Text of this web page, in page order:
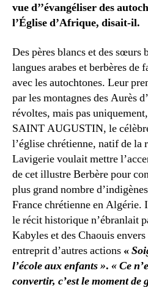
vue d’’évangéliser des
l’Église d’Afrique, disait-il.
Des pères blancs et des sœurs
langues arabes et berbères
avec les autochtones. Leur
par les montagnes des Aurès
révoltes, mais pas
SAINT AUGUSTIN, le
l’église chrétienne, natif de la
Lavigerie voulait mettre
de cet illustre Berbère pour
plus grand nombre
France chrétienne en Algérie.
le récit historique n’ébranlait
Kabyles et des Chaouis
entreprit d’autres actions «
l’école aux enfants ». « Ce
convertir, c’est le moment